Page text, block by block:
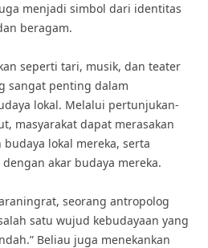
menjadi simbol dari identitas
beragam.
seperti tari, musik, dan teater
sangat penting dalam
lokal. Melalui pertunjukan-
masyarakat dapat merasakan
lokal mereka, serta
akar budaya mereka.
seorang antropolog
satu wujud kebudayaan yang
Beliau juga menekankan